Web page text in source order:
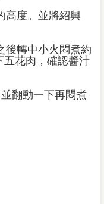
高度。並將紹興
後轉中小火悶煮約
五花肉，確認醬汁
翻動一下再悶煮